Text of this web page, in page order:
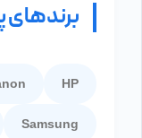
برندهای
HP
Samsung